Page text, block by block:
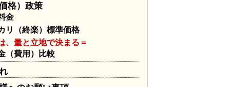
格）政策
金
リ（終楽）標準価格
、量と立地で決まる＝
（費用）比較